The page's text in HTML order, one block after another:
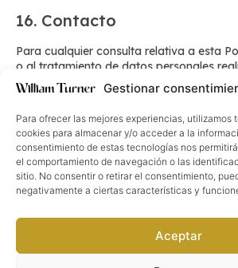
Gestionar
Para ofrecer las mejores experiencias, utilizamos
cookies para almacenar y/o acceder a la
consentimiento de estas tecnologías nos
el comportamiento de navegación o las
sitio. No consentir o retirar el consentimiento,
negativamente a ciertas características y
Aceptar
16. Contacto
Para cualquier consulta relativa a esta
o al tratamiento de datos personales
usuario o cliente podrá contactar con:
International Grading SL. Correo
williamturnergrading@gmail.com[cite: 193,
Enlaces de interés
FAQs Guía de envío Próximos eventos
Card